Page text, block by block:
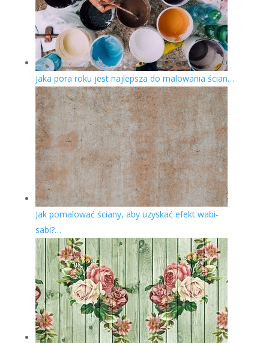
Jaka pora roku jest najlepsza do malowania ścian…
Jak pomalować ściany, aby uzyskać efekt wabi-
sabi?…